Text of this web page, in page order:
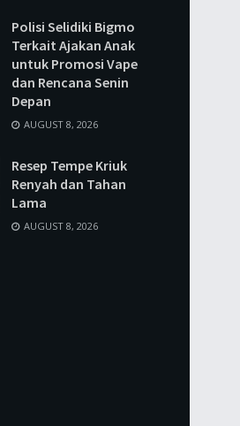
Polisi Selidiki Bigmo
Terkait Ajakan Anak
untuk Promosi Vape
dan Rencana Senin
Depan
AUGUST 8, 2026
Resep Tempe Kriuk
Renyah dan Tahan
Lama
AUGUST 8, 2026